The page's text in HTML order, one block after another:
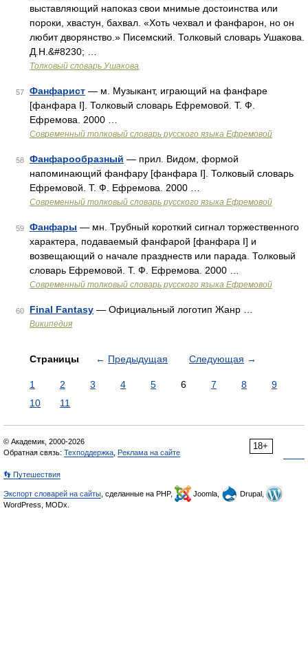
выставляющий напоказ свои мнимые достоинства или
пороки, хвастун, бахвал. «Хоть чехвал и фанфарон, но он
любит дворянство.» Писемский. Толковый словарь Ушакова.
Д.Н.&#8230; …
Толковый словарь Ушакова
57 Фанфарист — м. Музыкант, играющий на фанфаре
[фанфара I]. Толковый словарь Ефремовой. Т. Ф.
Ефремова. 2000 …
Современный толковый словарь русского языка Ефремовой
58 Фанфарообразный — прил. Видом, формой
напоминающий фанфару [фанфара I]. Толковый словарь
Ефремовой. Т. Ф. Ефремова. 2000 …
Современный толковый словарь русского языка Ефремовой
59 Фанфары — мн. Трубный короткий сигнал торжественного
характера, подаваемый фанфарой [фанфара I] и
возвещающий о начале празднеств или парада. Толковый
словарь Ефремовой. Т. Ф. Ефремова. 2000 …
Современный толковый словарь русского языка Ефремовой
60 Final Fantasy — Официальный логотип Жанр …
Википедия
Страницы ← Предыдущая Следующая →
1 2 3 4 5 6 7 8
9
10
11
18+
© Академик, 2000-2026
Обратная связь: Техподдержка Реклама на сайте
👣 Путешествия
Экспорт словарей на сайты , сделанные на PHP, Joomla,
Drupal,
WordPress, MODx.